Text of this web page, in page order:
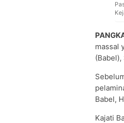
massal
Babel,
Kajati